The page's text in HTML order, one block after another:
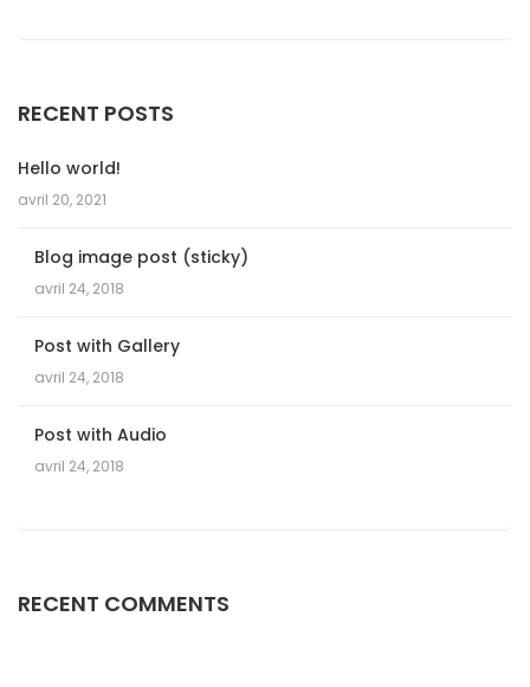
RECENT POSTS
Hello world!
avril 20, 2021
Blog image post (sticky)
avril 24, 2018
Post with Gallery
avril 24, 2018
Post with Audio
avril 24, 2018
RECENT COMMENTS